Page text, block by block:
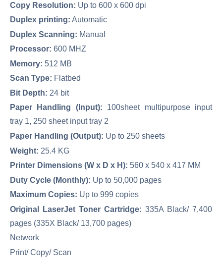
Copy Resolution: Up to 600 x 600 dpi
Duplex printing: Automatic
Duplex Scanning: Manual
Processor: 600 MHZ
Memory: 512 MB
Scan Type: Flatbed
Bit Depth: 24 bit
Paper Handling (Input): 100sheet multipurpose input
tray 1, 250 sheet input tray 2
Paper Handling (Output): Up to 250 sheets
Weight: 25.4 KG
Printer Dimensions (W x D x H): 560 x 540 x 417 MM
Duty Cycle (Monthly): Up to 50,000 pages
Maximum Copies: Up to 999 copies
Original LaserJet Toner Cartridge: 335A Black/ 7,400
pages (335X Black/ 13,700 pages)
Network
Print/ Copy/ Scan